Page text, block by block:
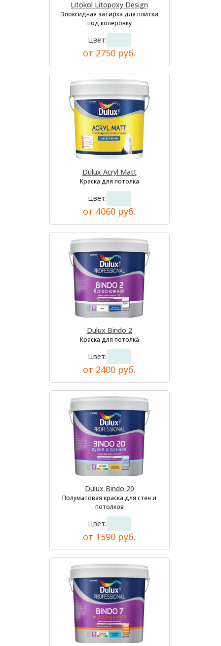
Litokol Litopoxy Design
Эпоксидная затирка для плитки
под колеровку
Цвет:
от 2750 руб.
Dulux Acryl Matt
Краска для потолка
Цвет:
от 4060 руб.
Dulux Bindo 2
Краска для потолка
Цвет:
от 2400 руб.
Dulux Bindo 20
Полуматовая краска для стен и
потолков
Цвет:
от 1590 руб.